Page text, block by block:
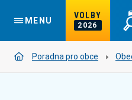
MENU
VOLBY
2026
Poradna pro obce